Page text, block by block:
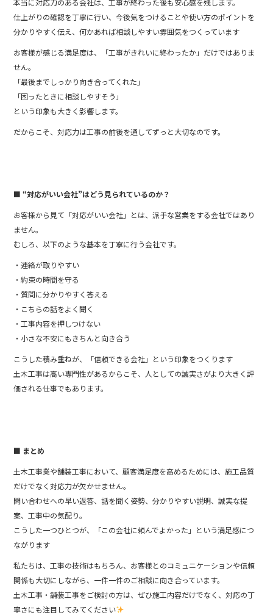
本当に対応力のある会社は、工事が終わった後も安心感を残します。
仕上がりの確認を丁寧に行い、今後気をつけることや使い方のポイントを
分かりやすく伝え、何かあれば相談しやすい雰囲気をつくっています
お客様が感じる満足度は、「工事がきれいに終わったか」だけではありま
せん。
「最後までしっかり向き合ってくれた」
「困ったときに相談しやすそう」
という印象も大きく影響します。
だからこそ、対応力は工事の前後を通してずっと大切なのです。
■ “対応がいい会社”はどう見られているのか？
お客様から見て「対応がいい会社」とは、派手な営業をする会社ではあり
ません。
むしろ、以下のような基本を丁寧に行う会社です。
・連絡が取りやすい
・約束の時間を守る
・質問に分かりやすく答える
・こちらの話をよく聞く
・工事内容を押しつけない
・小さな不安にもきちんと向き合う
こうした積み重ねが、「信頼できる会社」という印象をつくります
土木工事は高い専門性があるからこそ、人としての誠実さがより大きく評
価される仕事でもあります。
■ まとめ
土木工事業や舗装工事において、顧客満足度を高めるためには、施工品質
だけでなく対応力が欠かせません。
問い合わせへの早い返答、話を聞く姿勢、分かりやすい説明、誠実な提
案、工事中の気配り。
こうした一つひとつが、「この会社に頼んでよかった」という満足感につ
ながります
私たちは、工事の技術はもちろん、お客様とのコミュニケーションや信頼
関係も大切にしながら、一件一件のご相談に向き合っています。
土木工事・舗装工事をご検討の方は、ぜひ施工内容だけでなく、対応の丁
寧さにも注目してみてください